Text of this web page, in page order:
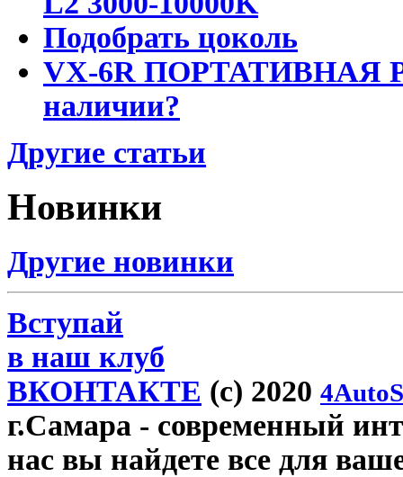
Подобрать цоколь
VX-6R ПОРТАТИВНАЯ
наличии?
Другие статьи
Новинки
Другие новинки
Вступай
в наш клуб
ВКОНТАКТЕ (c) 2020
г.Самара - современный
нас вы найдете все для